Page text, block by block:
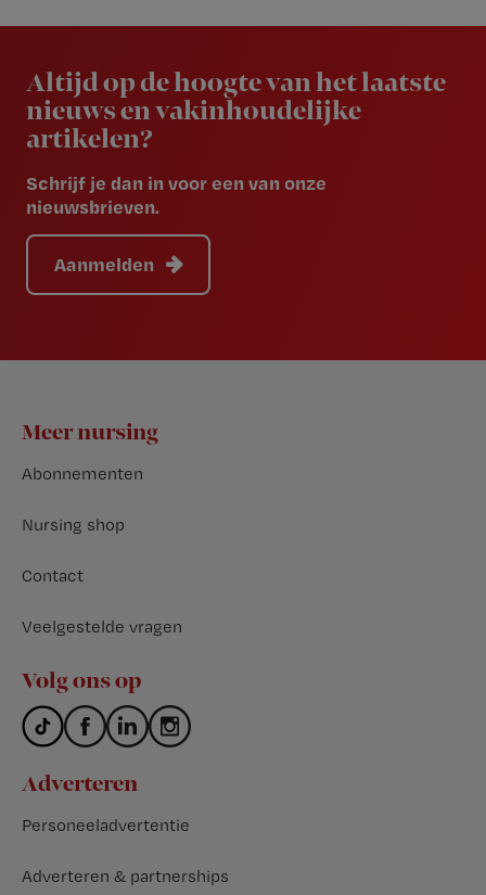
Altijd op de hoogte van het laatste
nieuws en vakinhoudelijke
artikelen?
Schrijf je dan in voor een van onze
nieuwsbrieven.
Aanmelden
Footer
Meer nursing
Abonnementen
Nursing shop
Contact
Veelgestelde vragen
Volg ons op
Adverteren
Personeeladvertentie
Adverteren & partnerships